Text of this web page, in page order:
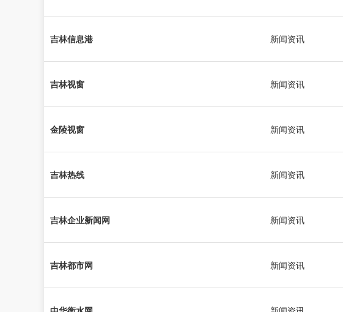
吉林信息港 新闻资讯
吉林视窗 新闻资讯
金陵视窗 新闻资讯
吉林热线 新闻资讯
吉林企业新闻网 新闻资讯
吉林都市网 新闻资讯